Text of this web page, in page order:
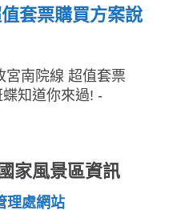
套票購買方案說
家風景區資訊
理處網站